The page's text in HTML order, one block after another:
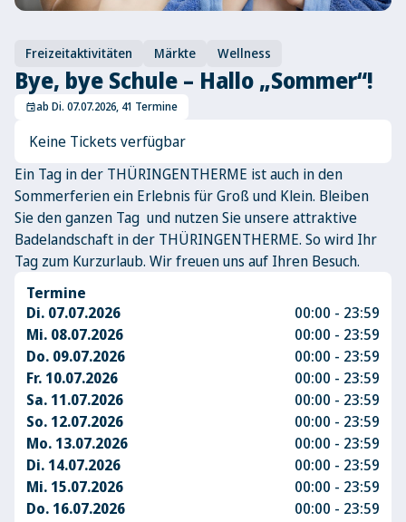
Freizeitaktivitäten Märkte Wellness
Bye, bye Schule – Hallo „Sommer“!
eventab Di. 07.07.2026, 41 Termine
Keine Tickets verfügbar
Ein Tag in der THÜRINGENTHERME ist auch in den
Sommerferien ein Erlebnis für Groß und Klein. Bleiben
Sie den ganzen Tag und nutzen Sie unsere attraktive
Badelandschaft in der THÜRINGENTHERME. So wird Ihr
Tag zum Kurzurlaub. Wir freuen uns auf Ihren Besuch.
Termine
Di. 07.07.2026
00:00 - 23:59
Mi. 08.07.2026
00:00 - 23:59
Do. 09.07.2026
00:00 - 23:59
Fr. 10.07.2026
00:00 - 23:59
Sa. 11.07.2026
00:00 - 23:59
So. 12.07.2026
00:00 - 23:59
Mo. 13.07.2026
00:00 - 23:59
Di. 14.07.2026
00:00 - 23:59
Mi. 15.07.2026
00:00 - 23:59
Do. 16.07.2026
00:00 - 23:59